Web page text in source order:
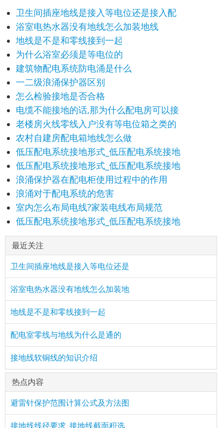
卫生间插座地线是接入等电位还是接入配
浴室电热水器没有地线怎么加装地线
地线是不是和零线接到一起
为什么浴室必须是等电位的
建筑物配电系统防电涌是什么
一二级浪涌保护器区别
怎么检验接地是否合格
电缆不能接地的话,那为什么配电房可以接
老楼房火线零线入户没有等电位箱之类的
农村自建房配电箱地线怎么做
低压配电系统接地形式_低压配电系统接地
低压配电系统接地形式_低压配电系统接地
浪涌保护器在配电柜使用过程中的作用
浪涌对于配电系统的危害
室内怎么布局电线?家装电线布局规范
低压配电系统接地形式_低压配电系统接地
最近关注
卫生间插座地线是接入等电位还是
浴室电热水器没有地线怎么加装地
地线是不是和零线接到一起
配电室零线与地线为什么是通的
接地线软铜线的知识介绍
热点内容
避雷针保护范围计算公式及方法图
接地线线径要求_接地线截面积选